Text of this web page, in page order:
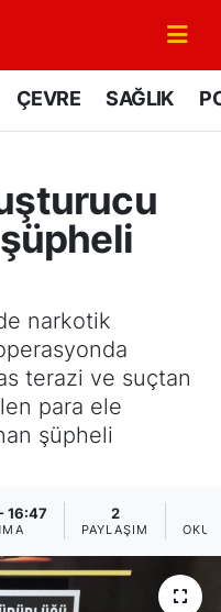
ÇEVRE SAĞLIK
narkotik
terazi ve suçtan
para ele
şüpheli
16:47 2
PAYLAŞIM
ve Fikstür